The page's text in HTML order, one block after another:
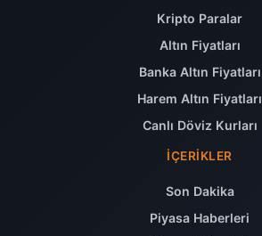
Kripto Paralar
Altın Fiyatları
Banka Altın Fiyatları
Harem Altın Fiyatları
Canlı Döviz Kurları
İÇERIKLER
Son Dakika
Piyasa Haberleri